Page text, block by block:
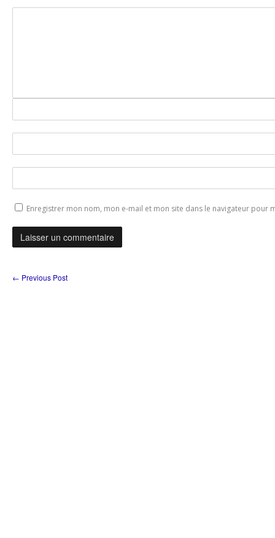
Enregistrer mon nom, mon e-mail et mon site dans le navigateur pour
← Previous Post